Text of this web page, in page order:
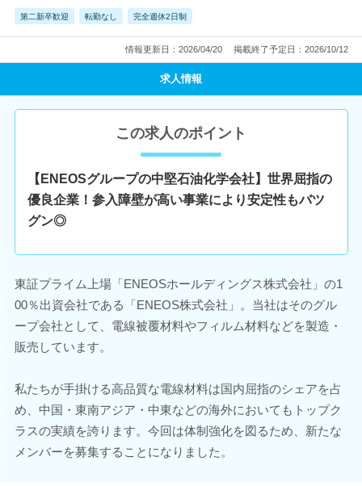
第二新卒歓迎 転勤なし 完全週休2日制
情報更新日：2026/04/20 掲載終了予定日：2026/10/12
求人情報
この求人のポイント
【ENEOSグループの中堅石油化学会社】世界屈指の
優良企業！参入障壁が高い事業により安定性もバツ
グン◎
東証プライム上場「ENEOSホールディングス株式会社」の1
00％出資会社である「ENEOS株式会社」。当社はそのグル
ープ会社として、電線被覆材料やフィルム材料などを製造・
販売しています。
私たちが手掛ける高品質な電線材料は国内屈指のシェアを占
め、中国・東南アジア・中東などの海外においてもトップク
ラスの実績を誇ります。今回は体制強化を図るため、新たな
メンバーを募集することになりました。